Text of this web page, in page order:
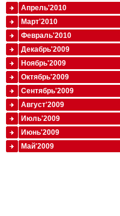
Апрель'2010
Март'2010
Февраль'2010
Декабрь'2009
Ноябрь'2009
Октябрь'2009
Сентябрь'2009
Август'2009
Июль'2009
Июнь'2009
Май'2009